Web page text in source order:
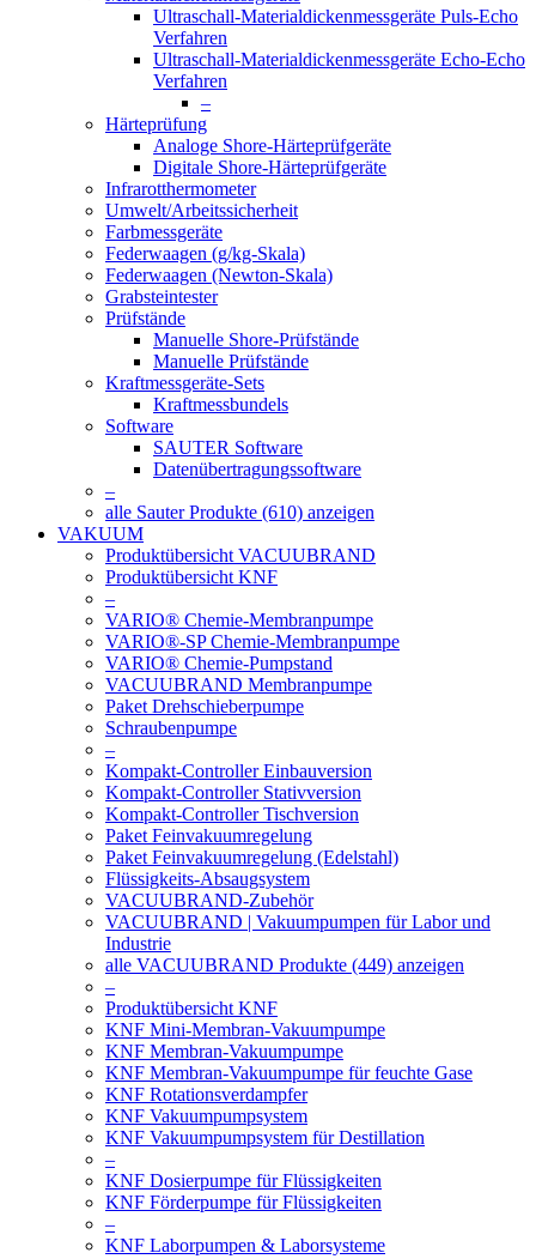
Ultraschall-Materialdickenmessgeräte Puls-Echo
Verfahren
Ultraschall-Materialdickenmessgeräte Echo-Echo
Verfahren
–
Härteprüfung
Analoge Shore-Härteprüfgeräte
Digitale Shore-Härteprüfgeräte
Infrarotthermometer
Umwelt/Arbeitssicherheit
Farbmessgeräte
Federwaagen (g/kg-Skala)
Federwaagen (Newton-Skala)
Grabsteintester
Prüfstände
Manuelle Shore-Prüfstände
Manuelle Prüfstände
Kraftmessgeräte-Sets
Kraftmessbundels
Software
SAUTER Software
Datenübertragungssoftware
–
alle Sauter Produkte (610) anzeigen
VAKUUM
Produktübersicht VACUUBRAND
Produktübersicht KNF
–
VARIO® Chemie-Membranpumpe
VARIO®-SP Chemie-Membranpumpe
VARIO® Chemie-Pumpstand
VACUUBRAND Membranpumpe
Paket Drehschieberpumpe
Schraubenpumpe
–
Kompakt-Controller Einbauversion
Kompakt-Controller Stativversion
Kompakt-Controller Tischversion
Paket Feinvakuumregelung
Paket Feinvakuumregelung (Edelstahl)
Flüssigkeits-Absaugsystem
VACUUBRAND-Zubehör
VACUUBRAND | Vakuumpumpen für Labor und
Industrie
alle VACUUBRAND Produkte (449) anzeigen
–
Produktübersicht KNF
KNF Mini-Membran-Vakuumpumpe
KNF Membran-Vakuumpumpe
KNF Membran-Vakuumpumpe für feuchte Gase
KNF Rotationsverdampfer
KNF Vakuumpumpsystem
KNF Vakuumpumpsystem für Destillation
–
KNF Dosierpumpe für Flüssigkeiten
KNF Förderpumpe für Flüssigkeiten
–
KNF Laborpumpen & Laborsysteme